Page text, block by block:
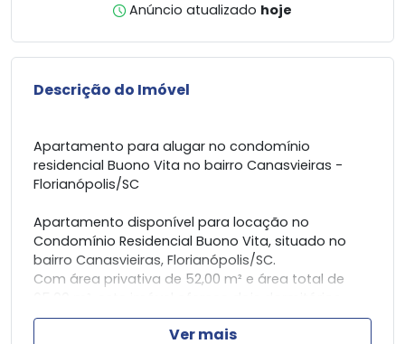
Anúncio atualizado hoje
Descrição do Imóvel
Apartamento para alugar no condomínio
residencial Buono Vita no bairro Canasvieiras -
Florianópolis/SC
Apartamento disponível para locação no
Condomínio Residencial Buono Vita, situado no
bairro Canasvieiras, Florianópolis/SC.
Com área privativa de 52,00 m² e área total de
Ver mais